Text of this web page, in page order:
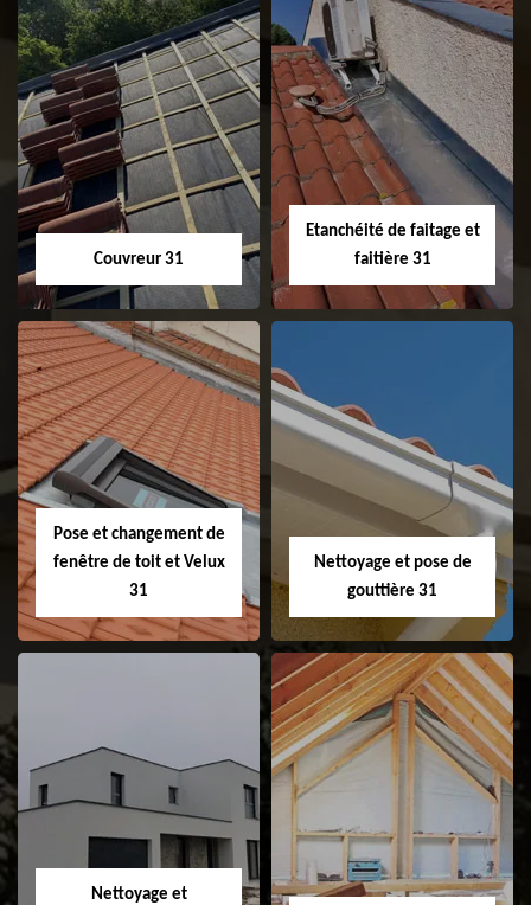
Couvreur 31
Couvreur 31
Etanchéité de faitage et
faitière 31
Etanchéité de
faitage et faitière
31
Pose et changement de
fenêtre de toit et Velux
31
Pose et
changement de
fenêtre de toit et
Velux 31
Nettoyage et pose de
gouttière 31
Nettoyage et pose
Nettoyage et